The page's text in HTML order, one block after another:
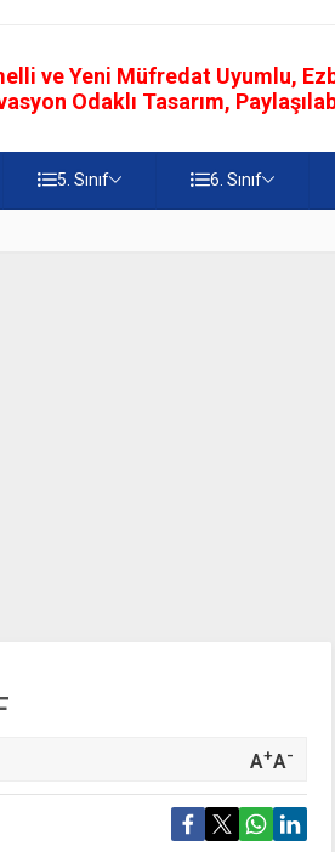
ve Yeni Müfredat Uyumlu,
Odaklı Tasarım,
5. Sınıf 6. Sınıf
A+A-